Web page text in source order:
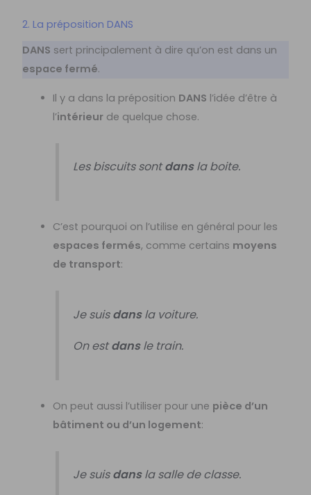
2. La préposition DANS
DANS sert principalement à dire qu’on est dans un
espace fermé.
Il y a dans la préposition DANS l’idée d’être à
l’intérieur de quelque chose.
Les biscuits sontdansla boite.
C’est pourquoi on l’utilise en général pour les
espaces fermés, comme certains moyens
de transport:
Je suisdansla voiture.
On estdansle train.
On peut aussi l’utiliser pour une pièce d’un
bâtiment ou d’un logement:
Je suisdansla salle de classe.